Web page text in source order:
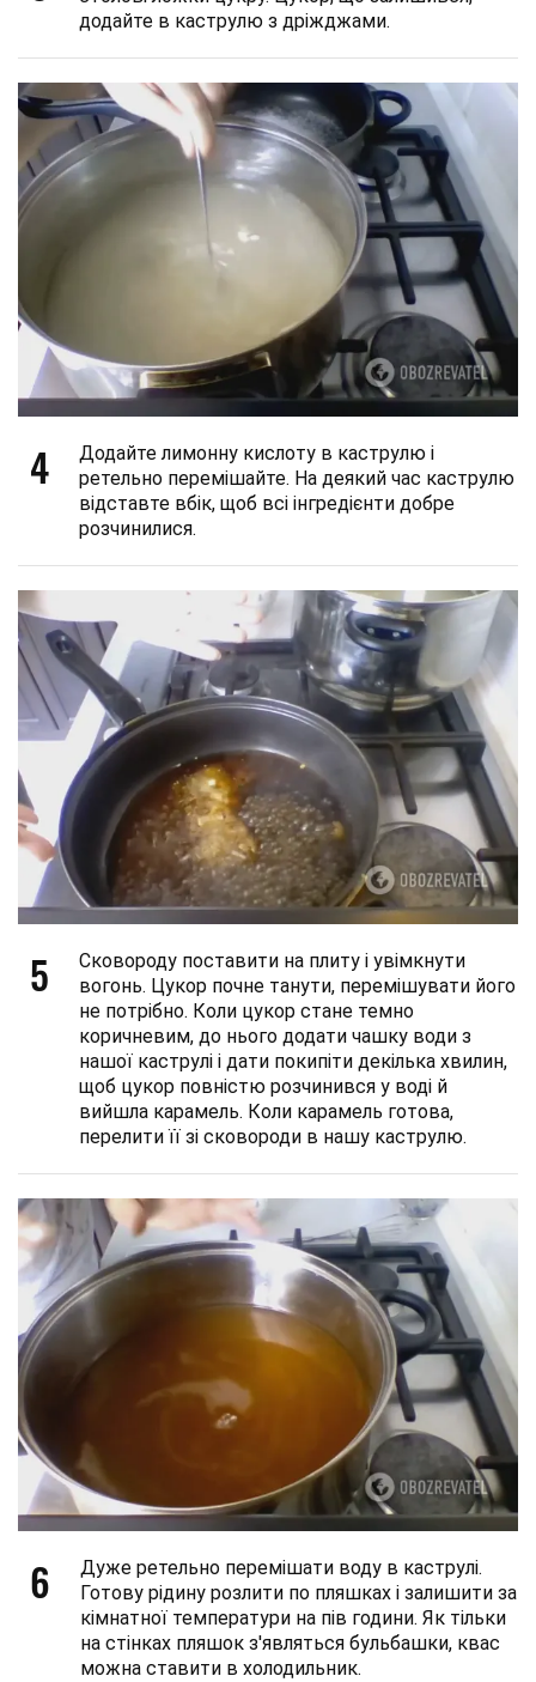
додайте в каструлю з дріжджами.
4
Додайте лимонну кислоту в каструлю і
ретельно перемішайте. На деякий час каструлю
відставте вбік, щоб всі інгредієнти добре
розчинилися.
5
Сковороду поставити на плиту і увімкнути
вогонь. Цукор почне танути, перемішувати його
не потрібно. Коли цукор стане темно
коричневим, до нього додати чашку води з
нашої каструлі і дати покипіти декілька хвилин,
щоб цукор повністю розчинився у воді й
вийшла карамель. Коли карамель готова,
перелити її зі сковороди в нашу каструлю.
6
Дуже ретельно перемішати воду в каструлі.
Готову рідину розлити по пляшках і залишити за
кімнатної температури на пів години. Як тільки
на стінках пляшок з'являться бульбашки, квас
можна ставити в холодильник.